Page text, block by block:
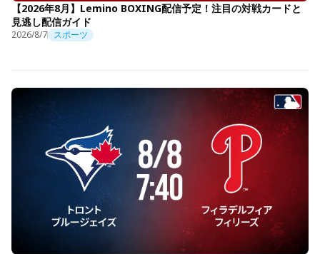
【2026年8月】Lemino BOXING配信予定！注目の対戦カードと
見逃し配信ガイド
2026/8/7 スポーツ